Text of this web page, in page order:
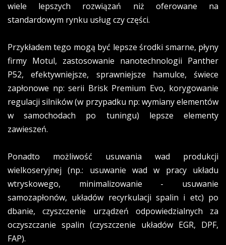
wiele lepszych rozwiązań niż oferowane na
standardowym rynku usług czy części.
Przykładem tego mogą być lepsze środki smarne, płyny
firmy Motul, zastosowanie nanotechnologii Panther
P52, efektywniejsze, sprawniejsze hamulce, świece
zapłonowe np: serii Brisk Premium Evo, korygowanie
regulacji silników (w przypadku np: wymiany elementów
w samochodach po tuningu) lepsze elementy
zawieszeń.
Ponadto możliwość usuwania wad produkcji
wielkoseryjnej (np.: usuwanie wad w pracy układu
wtryskowego, minimalizowanie - usuwanie
samozapłonów, układów recyrkulacji spalin i etc) po
dbanie, czyszczenie urządzeń odpowiedzialnych za
oczyszczanie spalin (czyszczenie układów EGR, DPF,
FAP).